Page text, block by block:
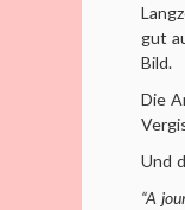
gut
Bild.
Die
Und
“A